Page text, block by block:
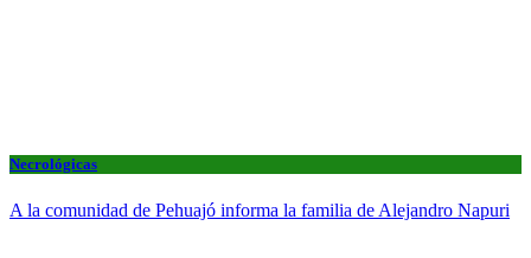
Necrológicas
A la comunidad de Pehuajó informa la familia de Alejandro Napuri